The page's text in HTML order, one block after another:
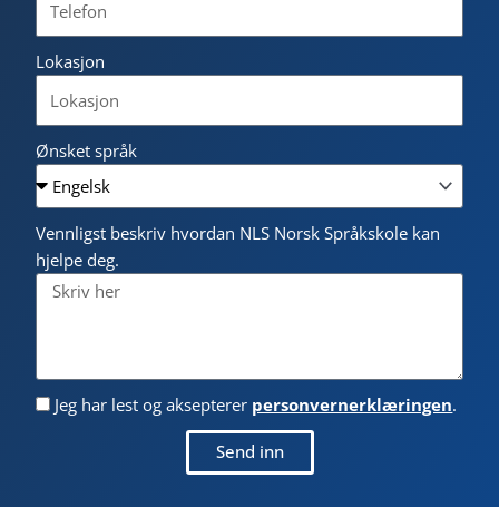
Lokasjon
Ønsket språk
Vennligst beskriv hvordan NLS Norsk Språkskole kan
hjelpe deg.
Jeg har lest og aksepterer personvernerklæringen.
Send inn